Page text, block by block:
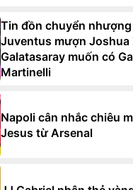
Tin đồn chuyển
Juventus mượn Joshua
Galatasaray muốn có
Martinelli
Napoli cân nhắc chiêu
Jesus từ Arsenal